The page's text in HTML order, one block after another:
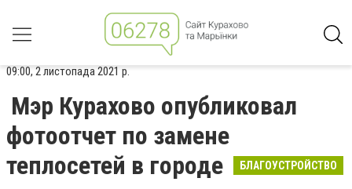
09:00, 2 листопада 2021 р.
Мэр Курахово опубликовал
фотоотчет по замене
теплосетей в городе
БЛАГОУСТРОЙСТВО